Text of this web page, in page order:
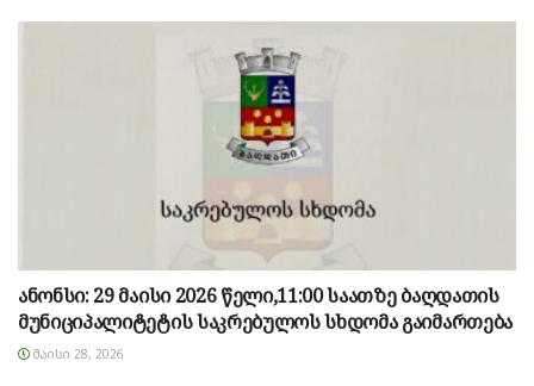
ანონსი: 29 მაისი 2026 წელი,11:00 საათზე ბაღდათის
მუნიციპალიტეტის საკრებულოს სხდომა გაიმართება
ᲛᲐᲘᲡᲘ 28, 2026